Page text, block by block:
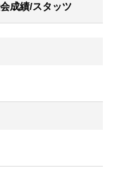
成績/スタッツ